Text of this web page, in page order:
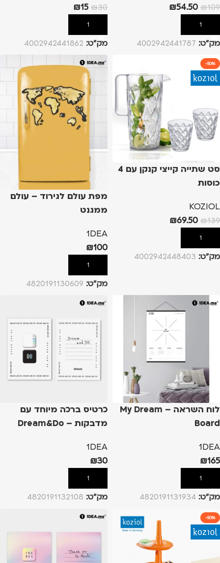
₪109
₪54.50
הוספה לסל
מק”ט: 4002942441787
₪30
₪15
הוספה לסל
מק”ט: 4002942441862
-50%
סט שתייה קייצי קנקן עם 4
כוסות
KOZIOL
₪139
₪69.50
הוספה לסל
מק”ט: 4002942448403
מפת עולם לגירוד – עולם
ממגנט
1DEA
₪100
הוספה לסל
מק”ט: 4820191130609
לוח השראה – My Dream
Board
1DEA
₪165
הוספה לסל
מק”ט: 4820191131934
כרטיס ברכה מיוחד עם
מדבקות – Dream&Do
1DEA
₪30
הוספה לסל
מק”ט: 4820191132108
-50%